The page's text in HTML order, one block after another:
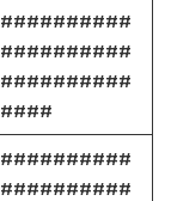
##########
##########
##########
####
##########
##########